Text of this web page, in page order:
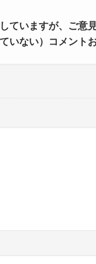
ていますが、ご意
いない）コメント